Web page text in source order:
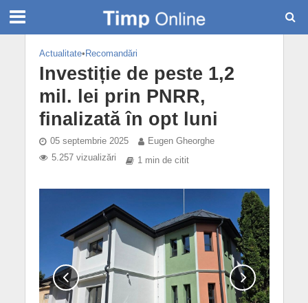
Actualitate• Recomandări
Investiție de peste 1,2
mil. lei prin PNRR,
finalizată în opt luni
05 septembrie 2025
Eugen Gheorghe
5.257 vizualizări
1 min de citit